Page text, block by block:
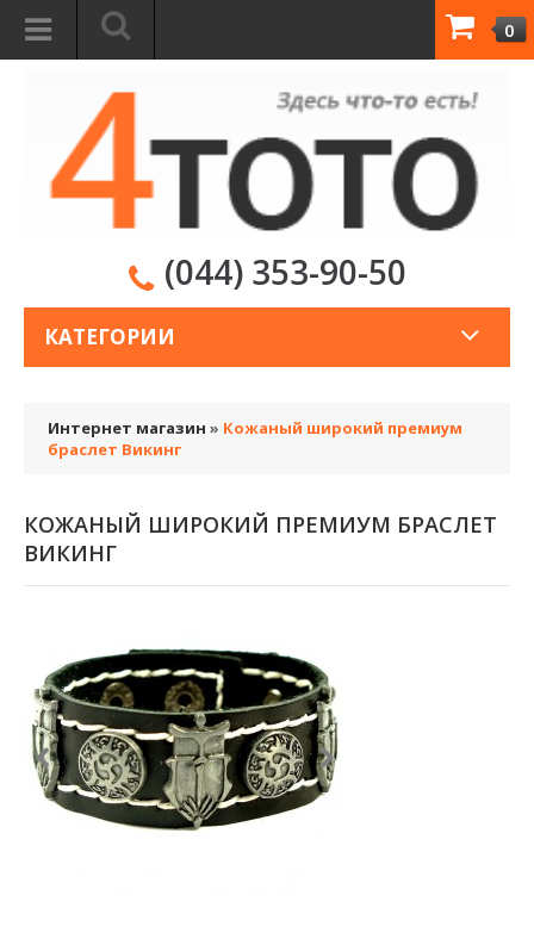
0
(044) 353-90-50
КАТЕГОРИИ
Интернет магазин » Кожаный широкий премиум
браслет Викинг
КОЖАНЫЙ ШИРОКИЙ ПРЕМИУМ БРАСЛЕТ
ВИКИНГ